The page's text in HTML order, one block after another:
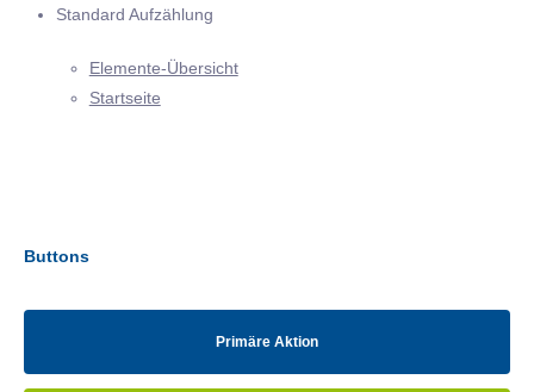
Standard Aufzählung
Elemente-Übersicht
Startseite
Buttons
Primäre Aktion